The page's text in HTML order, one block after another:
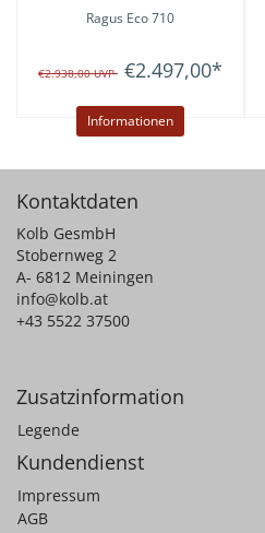
Ragus Eco 710
€2.938,00UVP €2.497,00*
Informationen
Kontaktdaten
Kolb GesmbH
Stobernweg 2
A- 6812 Meiningen
info@kolb.at
+43 5522 37500
Zusatzinformation
Legende
Kundendienst
Impressum
AGB